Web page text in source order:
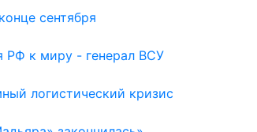
сентября
РФ к миру - генерал ВСУ
логистический кризис